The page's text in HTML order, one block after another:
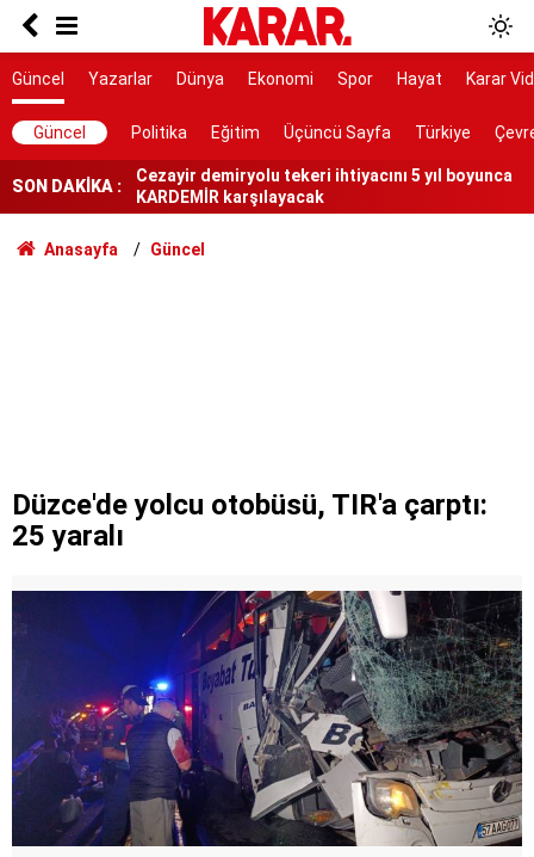
Güncel Yazarlar Dünya Ekonomi Spor Hayat Karar
Güncel Politika Eğitim Üçüncü Sayfa Türkiye
SON DAKİKA :
AK Parti ile fark 4 puanı aştı
Tahliye edilen Çaykara’dan ilk açıklama: İçimiz
buruk
KARDEMİR karşılayacak
Ferman padişahınsa meydanlar bizimdir
Farklılıklarımız bizi yekvücut kılacak
Anasayfa Güncel
Düzce'de yolcu otobüsü, TIR'a çarptı:
25 yaralı